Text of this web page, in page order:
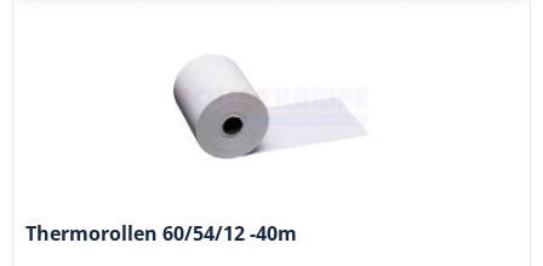
Thermorollen 60/54/12 -40m